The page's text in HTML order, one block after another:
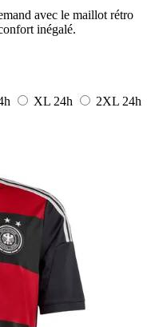
avec le maillot rétro
inégalé.
XL 24h 2XL 24h